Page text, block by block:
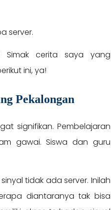
server.
Simak cerita saya yang
ini, ya!
Pekalongan
signifikan. Pembelajaran
gawai. Siswa dan guru
tidak ada server. Inilah
diantaranya tak bisa